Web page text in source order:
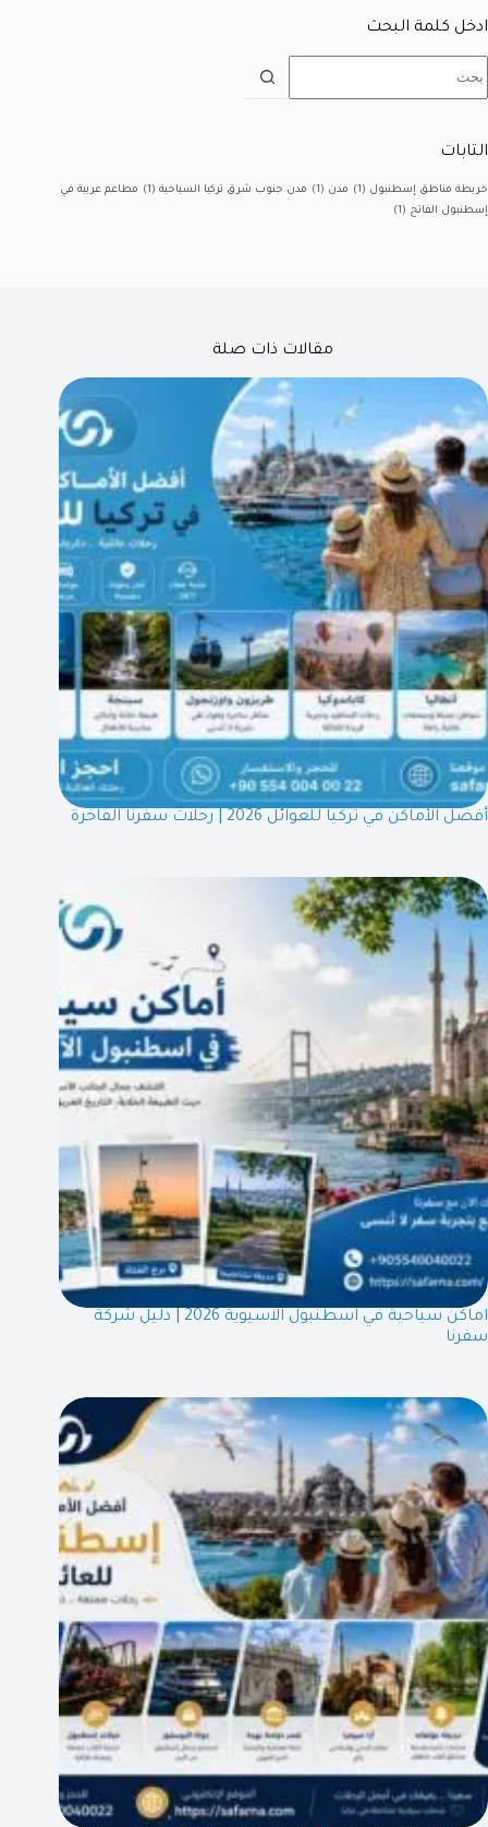
ادخل كلمة البحث
التابات
خريطة مناطق إسطنبول (1) مدن (1) مدن جنوب شرق تركيا السياحية (1)
مطاعم عربية في
إسطنبول الفاتح (1)
مقالات ذات صلة
أفضل الأماكن في تركيا للعوائل 2026 | رحلات سفرنا الفاخرة
اماكن سياحية في اسطنبول الاسيوية 2026 | دليل شركة
سفرنا